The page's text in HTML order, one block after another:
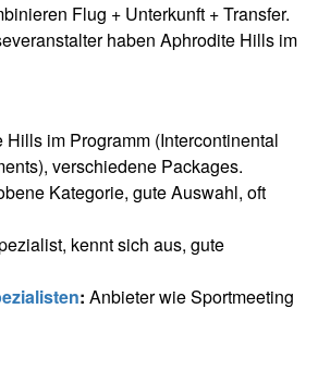
Flug + Unterkunft + Transfer.
haben Aphrodite Hills im
Hills im Programm (Intercontinental
verschiedene Packages.
Kategorie, gute Auswahl, oft
kennt sich aus, gute
: Anbieter wie Sportmeeting